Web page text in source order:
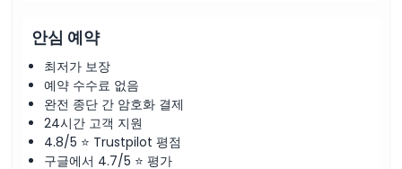
안심 예약
최저가 보장
예약 수수료 없음
완전 종단 간 암호화 결제
24시간 고객 지원
4.8/5 ⭐ Trustpilot 평점
구글에서 4.7/5 ⭐ 평가